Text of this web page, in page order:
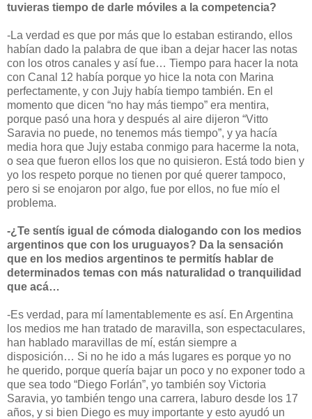
tuvieras tiempo de darle móviles a la competencia?
-La verdad es que por más que lo estaban estirando, ellos
habían dado la palabra de que iban a dejar hacer las notas
con los otros canales y así fue… Tiempo para hacer la nota
con Canal 12 había porque yo hice la nota con Marina
perfectamente, y con Jujy había tiempo también. En el
momento que dicen “no hay más tiempo” era mentira,
porque pasó una hora y después al aire dijeron “Vitto
Saravia no puede, no tenemos más tiempo”, y ya hacía
media hora que Jujy estaba conmigo para hacerme la nota,
o sea que fueron ellos los que no quisieron. Está todo bien y
yo los respeto porque no tienen por qué querer tampoco,
pero si se enojaron por algo, fue por ellos, no fue mío el
problema.
-¿Te sentís igual de cómoda dialogando con los medios
argentinos que con los uruguayos? Da la sensación
que en los medios argentinos te permitís hablar de
determinados temas con más naturalidad o tranquilidad
que acá…
-Es verdad, para mí lamentablemente es así. En Argentina
los medios me han tratado de maravilla, son espectaculares,
han hablado maravillas de mí, están siempre a
disposición… Si no he ido a más lugares es porque yo no
he querido, porque quería bajar un poco y no exponer todo a
que sea todo “Diego Forlán”, yo también soy Victoria
Saravia, yo también tengo una carrera, laburo desde los 17
años, y si bien Diego es muy importante y esto ayudó un